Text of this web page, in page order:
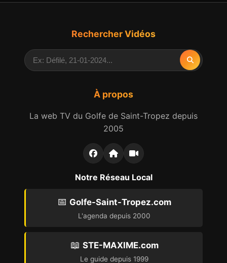
À propos
La web TV du Golfe de Saint-Tropez depuis
2005
Notre Réseau Local
📅 Golfe-Saint-Tropez.com
L'agenda depuis 2000
📖 STE-MAXIME.com
Le guide depuis 1999
Rechercher Vidéos